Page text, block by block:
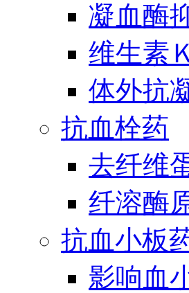
凝血酶
维生素
体外抗
抗血栓药
去纤维
纤溶酶
抗血小板
影响血